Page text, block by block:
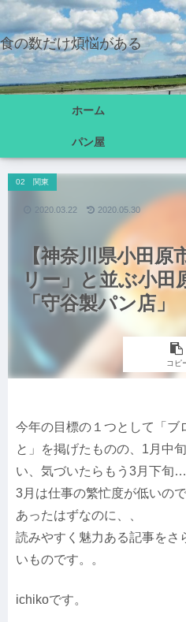
食の数だけ煩悩がある
ホーム
パン屋
【神奈川県小田
リー」と並ぶ小田
「守谷製パン店」
02 関東
コピ
2020.05.30
2020.03.22
今年の目標の１つとして「ブ
と」を掲げたものの、1月中
い、気づいたらもう3月下旬
3月は仕事の繁忙度が低いの
あったはずなのに、、
読みやすく魅力ある記事をさ
いものです。。
ichikoです。